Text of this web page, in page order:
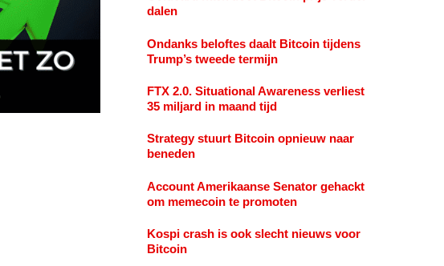
dalen
Ondanks beloftes daalt Bitcoin tijdens
Trump’s tweede termijn
FTX 2.0. Situational Awareness verliest
35 miljard in maand tijd
Strategy stuurt Bitcoin opnieuw naar
beneden
Account Amerikaanse Senator gehackt
om memecoin te promoten
Kospi crash is ook slecht nieuws voor
Bitcoin